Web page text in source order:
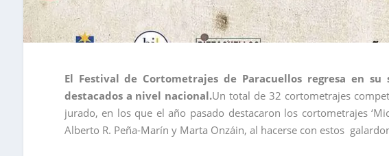
El Festival de Cortometrajes de Paracuellos regresa en
destacados a nivel nacional.Un total de 32 cortometrajes
jurado, en los que el año pasado destacaron los cortometrajes
Alberto R. Peña-Marín y Marta Onzáin, al hacerse con estos